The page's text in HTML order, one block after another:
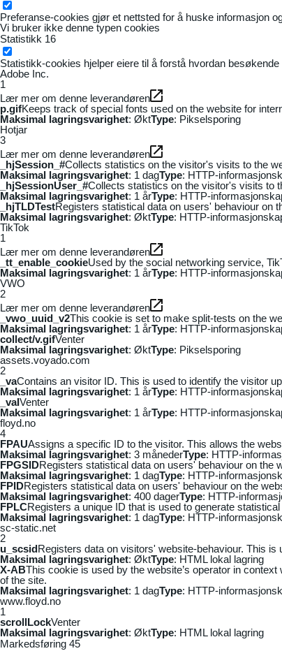
Preferanse-cookies gjør et nettsted for å huske informasjon
Vi bruker ikke denne typen cookies
Statistikk 16
Statistikk-cookies hjelper eiere til å forstå hvordan
Adobe Inc.
1
Lær mer om denne leverandøren
p.gifKeeps track of special fonts used on the website for
Maksimal lagringsvarighet: ØktType: Pikselsporing
Hotjar
3
Lær mer om denne leverandøren
_hjSession_#Collects statistics on the visitor's visits to the
Maksimal lagringsvarighet: 1 dagType: HTTP-
_hjSessionUser_#Collects statistics on the visitor's visits to
Maksimal lagringsvarighet: 1 årType: HTTP-
_hjTLDTestRegisters statistical data on users' behaviour on
Maksimal lagringsvarighet: ØktType: HTTP-
TikTok
1
Lær mer om denne leverandøren
_tt_enable_cookieUsed by the social networking service,
Maksimal lagringsvarighet: 1 årType: HTTP-
VWO
2
Lær mer om denne leverandøren
_vwo_uuid_v2This cookie is set to make split-tests on the
Maksimal lagringsvarighet: 1 årType: HTTP-
collect/v.gifVenter
Maksimal lagringsvarighet: ØktType: Pikselsporing
assets.voyado.com
2
_vaContains an visitor ID. This is used to identify the visitor
Maksimal lagringsvarighet: 1 årType: HTTP-
_vaIVenter
Maksimal lagringsvarighet: 1 årType: HTTP-
floyd.no
4
FPAUAssigns a specific ID to the visitor. This allows the
Maksimal lagringsvarighet: 3 månederType: HTTP-
FPGSIDRegisters statistical data on users' behaviour on the
Maksimal lagringsvarighet: 1 dagType: HTTP-
FPIDRegisters statistical data on users' behaviour on the
Maksimal lagringsvarighet: 400 dagerType: HTTP-
FPLCRegisters a unique ID that is used to generate
Maksimal lagringsvarighet: 1 dagType: HTTP-
sc-static.net
2
u_scsidRegisters data on visitors' website-behaviour. This
Maksimal lagringsvarighet: ØktType: HTML lokal lagring
X-ABThis cookie is used by the website’s operator in
of the site.
Maksimal lagringsvarighet: 1 dagType: HTTP-
www.floyd.no
1
scrollLockVenter
Maksimal lagringsvarighet: ØktType: HTML lokal lagring
Markedsføring 45